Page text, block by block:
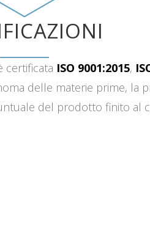
certificata ISO 9001:2015,
delle materie prime, la
del prodotto finito al